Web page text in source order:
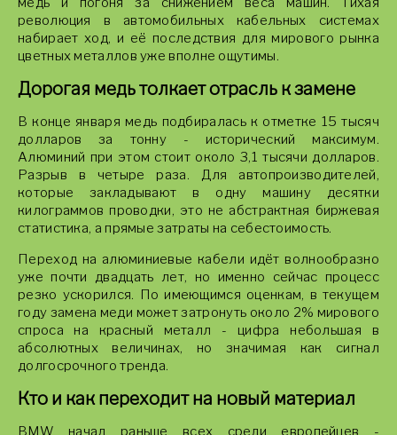
революция в автомобильных кабельных системах
набирает ход, и её последствия для мирового рынка
цветных металлов уже вполне ощутимы.
Дорогая медь толкает отрасль к замене
В конце января медь подбиралась к отметке 15 тысяч
долларов за тонну - исторический максимум.
Алюминий при этом стоит около 3,1 тысячи долларов.
Разрыв в четыре раза. Для автопроизводителей,
которые закладывают в одну машину десятки
килограммов проводки, это не абстрактная биржевая
статистика, а прямые затраты на себестоимость.
Переход на алюминиевые кабели идёт волнообразно
уже почти двадцать лет, но именно сейчас процесс
резко ускорился. По имеющимся оценкам, в текущем
году замена меди может затронуть около 2% мирового
спроса на красный металл - цифра небольшая в
абсолютных величинах, но значимая как сигнал
долгосрочного тренда.
Кто и как переходит на новый материал
BMW начал раньше всех среди европейцев -